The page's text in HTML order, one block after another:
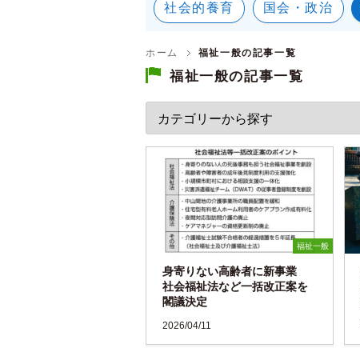
社会的養育 国会・政治
ホーム 福祉一般の記事一覧
福祉一般の記事一覧
福祉一般
身寄りない高齢者に新事業
社会福祉法など一括改正案を
閣議決定
2026/04/11